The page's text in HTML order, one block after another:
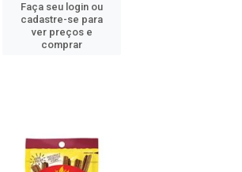
Faça seu login ou
cadastre-se para
ver preços e
comprar